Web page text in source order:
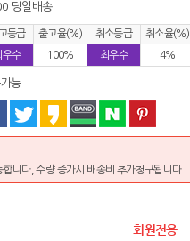
당일배송
등급 출고율(%) 취소등급
취소율(%)
우수
100% 최우수 4%
능
니다, 수량 증가시 배송비 추가청구됩니다
회원전용